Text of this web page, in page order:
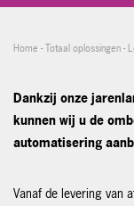
Home - Totaal oplossingen -
Dankzij onze
kunnen wij u de
automatisering
Vanaf de levering van